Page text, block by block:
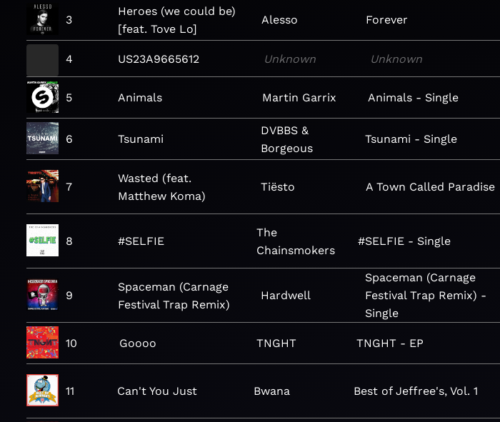
3
Heroes (we could be)
[feat. Tove Lo]
Alesso Forever
4 US23A9665612 Unknown Unknown
5 Animals Martin Garrix Animals - Single
6 Tsunami
DVBBS &
Borgeous
Tsunami - Single
7
Wasted (feat.
Matthew Koma)
Tiësto A Town Called Paradise
8 #SELFIE
The
Chainsmokers
#SELFIE - Single
9
Spaceman (Carnage
Festival Trap Remix)
Hardwell
Spaceman (Carnage
Festival Trap Remix) -
Single
10 Goooo TNGHT TNGHT - EP
11 Can't You Just Bwana Best of Jeffree's, Vol. 1